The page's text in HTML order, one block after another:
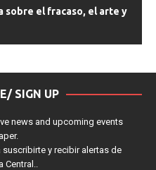
sobre el fracaso, el arte y
SIGN UP
news and upcoming events
y recibir alertas de